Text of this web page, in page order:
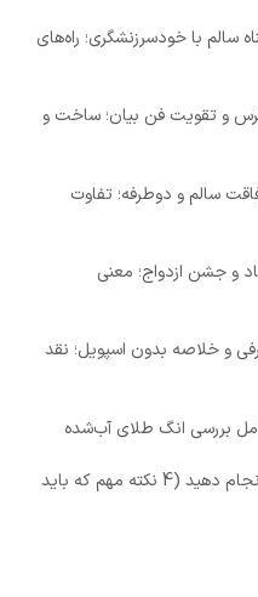
با خودسرزنشگری؛ راه‌های
و تقویت فن بیان؛ ساخت و
سالم و دوطرفه؛ تفاوت
و جشن ازدواج؛ معنی
و خلاصه بدون اسپویل؛ نقد
بررسی انگ طلای آب‌شده
اشتباهاتی که هنگام خرید قهوه نباید انجام دهید (4 نکته مهم که باید